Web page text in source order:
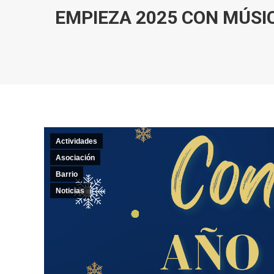
EMPIEZA 2025 CON
Actividades
Asociación
Barrio
Noticias